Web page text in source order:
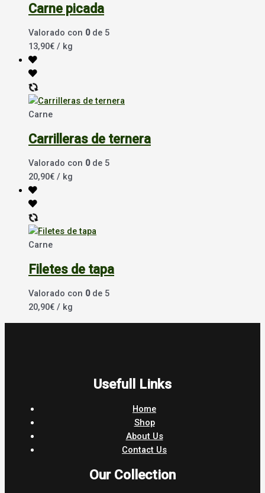
Carne picada
Valorado con 0de 5
13,90€ / kg
Carne
Carrilleras de ternera
Valorado con 0de 5
20,90€ / kg
Carne
Filetes de tapa
Valorado con 0de 5
20,90€ / kg
Usefull Links
Home
Shop
About Us
Contact Us
Our Collection